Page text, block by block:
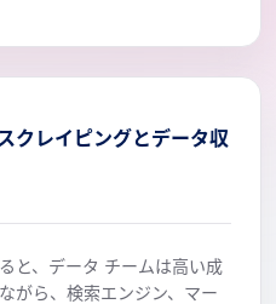
クレイピングとデータ収
と、データ チームは高い成
がら、検索エンジン、マー